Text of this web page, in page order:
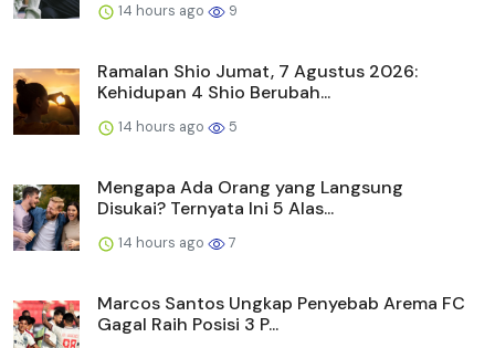
14 hours ago 9
Ramalan Shio Jumat, 7 Agustus 2026:
Kehidupan 4 Shio Berubah...
14 hours ago 5
Mengapa Ada Orang yang Langsung
Disukai? Ternyata Ini 5 Alas...
14 hours ago 7
Marcos Santos Ungkap Penyebab Arema FC
Gagal Raih Posisi 3 P...